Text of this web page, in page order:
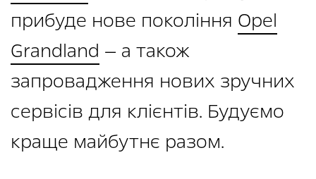
прибуде нове покоління Opel
Grandland — а також
запровадження нових зручних
сервісів для клієнтів. Будуємо
краще майбутнє разом.